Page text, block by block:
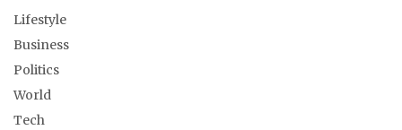
Lifestyle
Business
Politics
World
Tech